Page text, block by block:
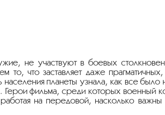
не участвуют в боевых
что заставляет даже
планеты узнала, как все было
фильма, среди которых военный
на передовой, насколько